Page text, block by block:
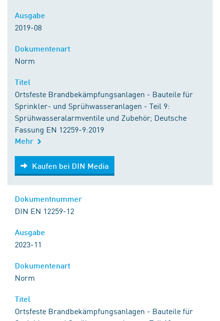
2019-08
Norm
Ortsfeste Brandbekämpfungsanlagen - Bauteile für
Sprinkler- und Sprühwasseranlagen - Teil 9:
Sprühwasseralarmventile und Zubehör; Deutsche
Fassung EN 12259-9:2019
Mehr
Kaufen bei DIN Media
Kaufen bei DIN Media
DIN EN 12259-12
2023-11
Norm
Ortsfeste Brandbekämpfungsanlagen - Bauteile für